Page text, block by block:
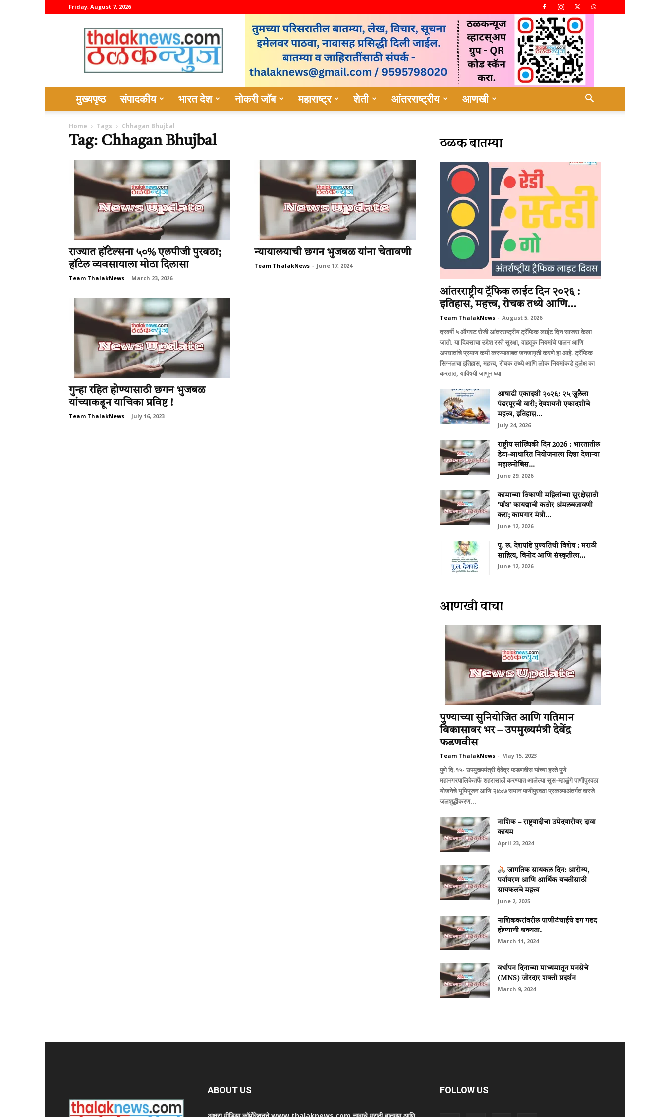
Friday, August 7, 2026
thalaknews
मुख्यपृष्ठ संपादकीय भारत देश नोकरी जॉब महाराष्ट्र शेती आंतरराष्ट्रीय आणखी
Home Tags Chhagan Bhujbal
Tag: Chhagan Bhujbal
राज्यात हॉटेल्सना ५०% एलपीजी पुरवठा;
हॉटेल व्यवसायाला मोठा दिलासा
Team ThalakNews - March 23, 2026
न्‍यायालयाची छगन भुजबळ यांना चेतावणी
Team ThalakNews - June 17, 2024
गुन्हा रहित होण्यासाठी छगन भुजबळ
यांच्याकडून याचिका प्रविष्ट !
Team ThalakNews - July 16, 2023
ठळक बातम्या
आंतरराष्ट्रीय ट्रॅफिक लाईट दिन २०२६ :
इतिहास, महत्त्व, रोचक तथ्ये आणि...
Team ThalakNews - August 5, 2026
दरवर्षी ५ ऑगस्ट रोजी आंतरराष्ट्रीय ट्रॅफिक लाईट दिन साजरा केला
जातो. या दिवसाचा उद्देश रस्ते सुरक्षा, वाहतूक नियमांचे पालन आणि
अपघातांचे प्रमाण कमी करण्याबाबत जनजागृती करणे हा आहे. ट्रॅफिक
सिग्नलचा इतिहास, महत्त्व, रोचक तथ्ये आणि लोक नियमांकडे दुर्लक्ष का
करतात, याविषयी जाणून घ्या
आषाढी एकादशी २०२६: २५ जुलैला
पंढरपूरची वारी; देवशयनी एकादशीचे
महत्त्व, इतिहास...
July 24, 2026
राष्ट्रीय सांख्यिकी दिन 2026 : भारतातील
डेटा-आधारित नियोजनाला दिशा देणाऱ्या
महालनोबिस...
June 29, 2026
कामाच्या ठिकाणी महिलांच्या सुरक्षेसाठी
‘पॉश’ कायद्याची कठोर अंमलबजावणी
करा; कामगार मंत्री...
June 12, 2026
पु. ल. देशपांडे पुण्यतिथी विशेष : मराठी
साहित्य, विनोद आणि संस्कृतीला...
June 12, 2026
आणखी वाचा
पुण्याच्या सुनियोजित आणि गतिमान
विकासावर भर – उपमुख्यमंत्री देवेंद्र
फडणवीस
Team ThalakNews - May 15, 2023
पुणे दि.१५- उपमुख्यमंत्री देवेंद्र फडणवीस यांच्या हस्ते पुणे
महानगरपालिकेतर्फे शहरासाठी करण्यात आलेल्या सुस-म्हाळुंगे पाणीपुरवठा
योजनेचे भूमिपूजन आणि २४x७ समान पाणीपुरवठा प्रकल्पाअंतर्गत वारजे
जलशुद्धीकरण...
नाशिक – राष्ट्रवादीचा उमेदवारीवर दावा
कायम
April 23, 2024
जागतिक सायकल दिन: आरोग्य,
पर्यावरण आणि आर्थिक बचतीसाठी
सायकलचे महत्त्व
June 2, 2025
नाशिककरांवरील पाणीटंचाईचे ढग गडद
होण्याची शक्यता.
March 11, 2024
वर्धापन दिनाच्या माध्यमातून मनसेचे
(MNS) जोरदार शक्ती प्रदर्शन
March 9, 2024
ABOUT US FOLLOW US